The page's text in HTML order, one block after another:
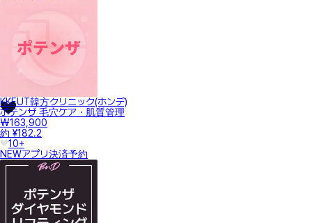
KKEUT韓方クリニック(ホンデ)
ポテンザ 毛穴ケア・肌質管理
₩163,900
約 ¥182.2
10+
NEWアプリ決済予約